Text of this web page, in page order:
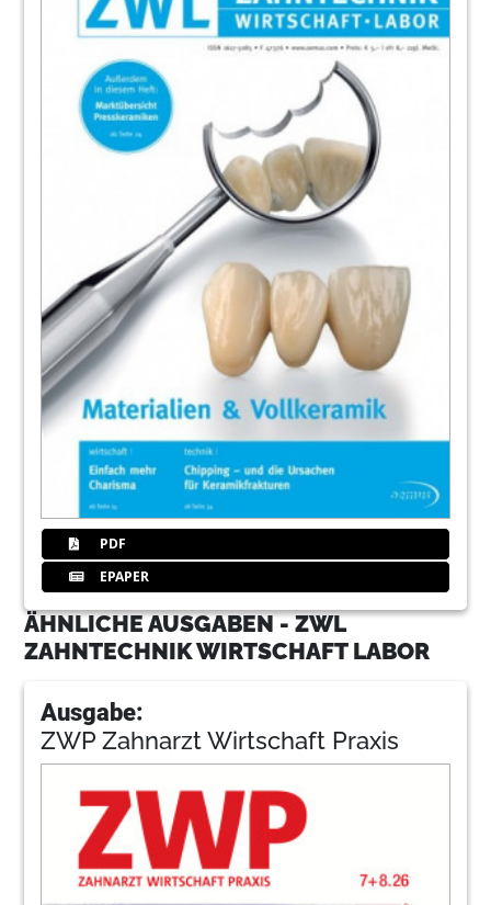
PDF
EPAPER
ÄHNLICHE AUSGABEN - ZWL
ZAHNTECHNIK WIRTSCHAFT LABOR
Ausgabe:
ZWP Zahnarzt Wirtschaft Praxis